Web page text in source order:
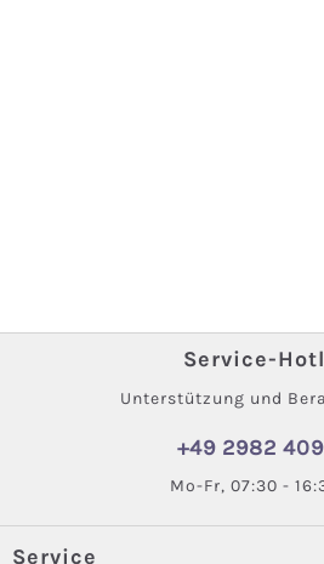
Service-
Unterstützung und
+49 2982
Mo-Fr, 07:30 -
Service